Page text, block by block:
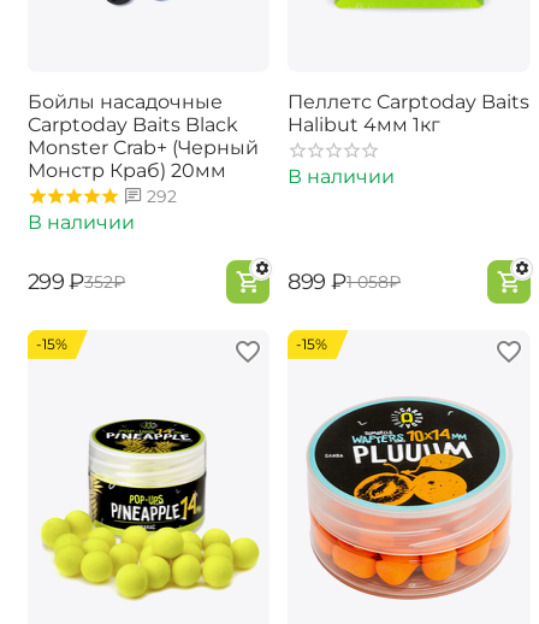
Бойлы насадочные
Carptoday Baits Black
Monster Crab+ (Черный
Монстр Краб) 20мм
292
В наличии
‍299‍ ₽‍352‍₽
Пеллетс Carptoday Baits
Halibut 4мм 1кг
В наличии
‍899‍ ₽‍1 058‍₽
-15% -15%